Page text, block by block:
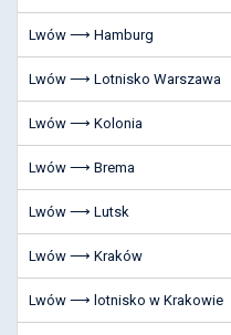
Lwów ⟶ Hamburg
Lwów ⟶ Lotnisko Warszawa
Lwów ⟶ Kolonia
Lwów ⟶ Brema
Lwów ⟶ Lutsk
Lwów ⟶ Kraków
Lwów ⟶ lotnisko w Krakowie